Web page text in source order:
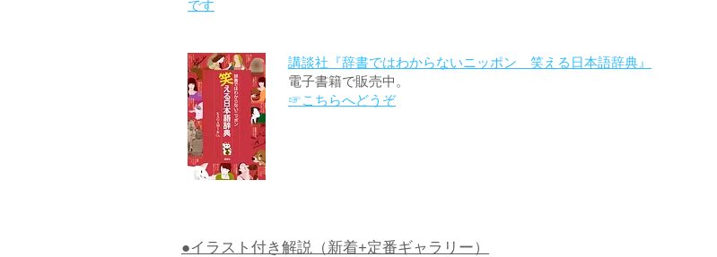
です
講談社『辞書ではわからないニッポン 笑える日本語辞典』
電子書籍で販売中。
☞こちらへどうぞ
●イラスト付き解説（新着+定番ギャラリー）